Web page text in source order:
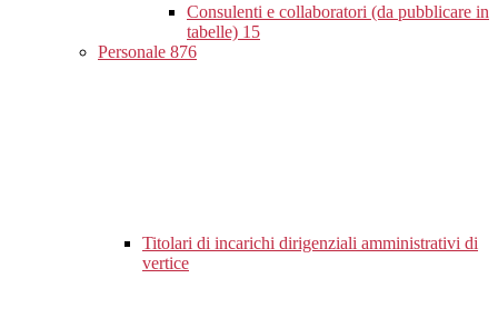
Consulenti e collaboratori (da pubblicare in
tabelle) 15
Personale 876
Titolari di incarichi dirigenziali amministrativi di
vertice